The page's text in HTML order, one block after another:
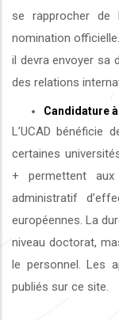
se rapprocher de
nomination
il devra envoyer sa
des relations
Candidature
L’UCAD bénéficie
certaines
+ permettent aux
administratif
européennes. La
niveau doctorat,
le personnel. Les
publiés sur ce site.